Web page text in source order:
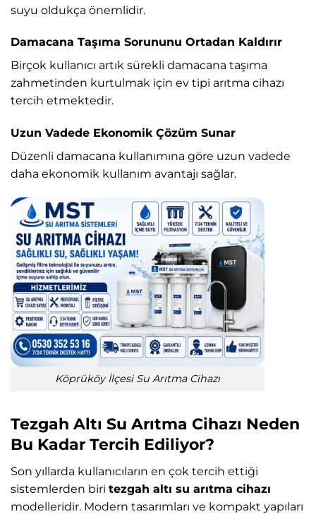
suyu oldukça önemlidir.
Damacana Taşıma Sorununu Ortadan Kaldırır
Birçok kullanıcı artık sürekli damacana taşıma
zahmetinden kurtulmak için ev tipi arıtma cihazı
tercih etmektedir.
Uzun Vadede Ekonomik Çözüm Sunar
Düzenli damacana kullanımına göre uzun vadede
daha ekonomik kullanım avantajı sağlar.
Köprüköy İlçesi Su Arıtma Cihazı
Tezgah Altı Su Arıtma Cihazı Neden
Bu Kadar Tercih Ediliyor?
Son yıllarda kullanıcıların en çok tercih ettiği
sistemlerden biri tezgah altı su arıtma cihazı
modelleridir. Modern tasarımları ve kompakt yapıları